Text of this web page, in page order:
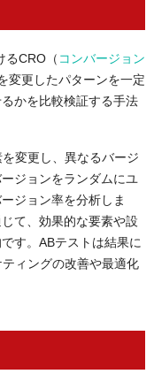
るCRO（ コンバージョン
変更したパターンを一定
かを比較検証する手法
変更し、異なるバージ
ジョンをランダムにユ
ジョン率を分析しま
て、効果的な要素や設
す。ABテストは結果に
ィングの改善や最適化